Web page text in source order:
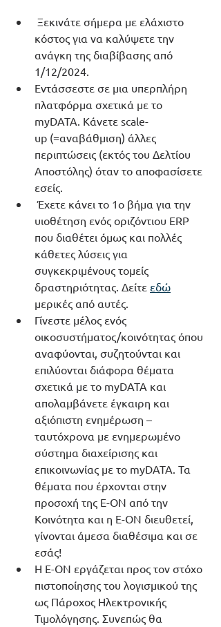
κόστος για να καλύψετε την
ανάγκη της διαβίβασης από
1/12/2024.
Εντάσσεστε σε μια υπερπλήρη
πλατφόρμα σχετικά με το
myDATA. Κάνετε scale-
up (=αναβάθμιση) άλλες
περιπτώσεις (εκτός του Δελτίου
Αποστόλης) όταν το αποφασίσετε
εσείς.
Έχετε κάνει το 1ο βήμα για την
υιοθέτηση ενός οριζόντιου ERP
που διαθέτει όμως και πολλές
κάθετες λύσεις για
συγκεκριμένους τομείς
δραστηριότητας. Δείτε εδώ
μερικές από αυτές.
Γίνεστε μέλος ενός
οικοσυστήματος/κοινότητας όπου
αναφύονται, συζητούνται και
επιλύονται διάφορα θέματα
σχετικά με το myDATA και
απολαμβάνετε έγκαιρη και
αξιόπιστη ενημέρωση –
ταυτόχρονα με ενημερωμένο
σύστημα διαχείρισης και
επικοινωνίας με το myDATA. Τα
θέματα που έρχονται στην
προσοχή της E-ON από την
Κοινότητα και η E-ON διευθετεί,
γίνονται άμεσα διαθέσιμα και σε
εσάς!
Η E-ON εργάζεται προς τον στόχο
πιστοποίησης του λογισμικού της
ως Πάροχος Ηλεκτρονικής
Τιμολόγησης. Συνεπώς θα